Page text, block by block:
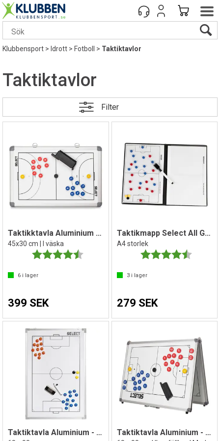
Klubbensport> Idrott>Fotboll >Taktiktavlor
Taktiktavlor
Filter
Taktikktavla Aluminium | Handboll
45x30 cm | I väska
Betyg:
4.4 utav 5 stjärnor
6 i lager
399 SEK
Taktikmapp Select All Games
A4 storlek
Betyg:
3i lager
279 SEK
Taktiktavla Aluminium - Fotboll Taktiktavla Aluminium - Fotboll